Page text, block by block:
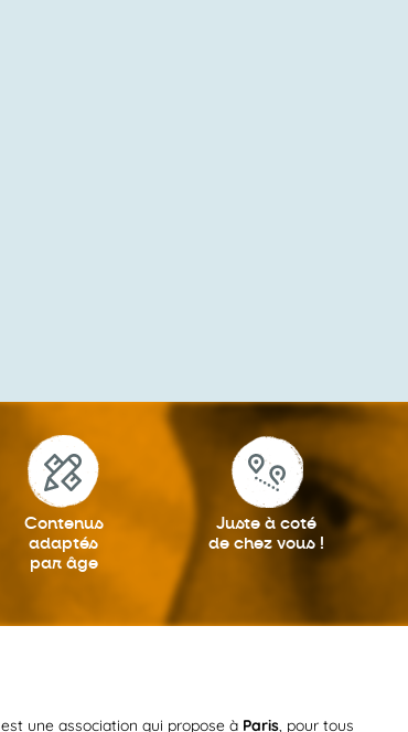
Contenus
adaptés
par âge
Juste à coté
de chez vous !
est une association qui propose à Paris, pour tous